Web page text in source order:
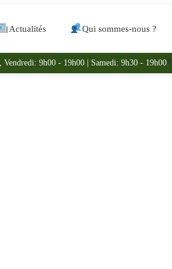
Actualités Qui sommes-nous ?
9h00 - 19h00 | Samedi: 9h30 - 19h00